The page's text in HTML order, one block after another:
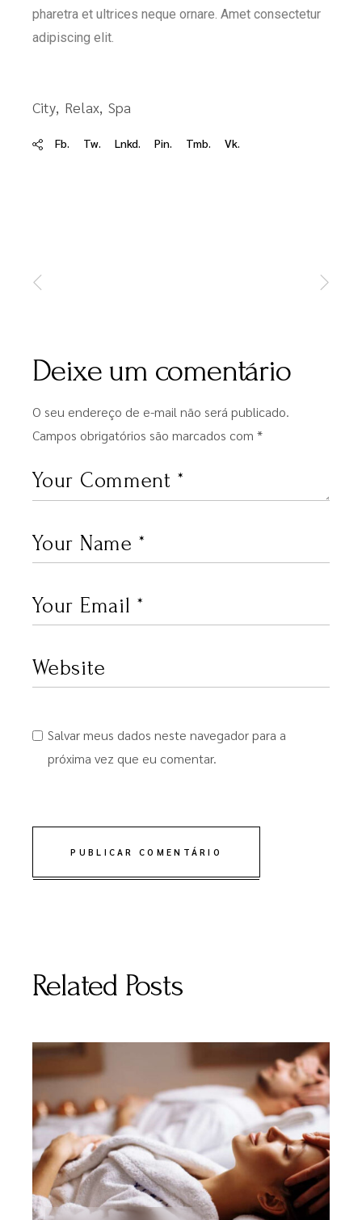
pharetra et ultrices neque ornare. Amet consectetur
adipiscing elit.
City Relax Spa
Fb. Tw. Lnkd. Pin. Tmb. Vk.
Deixe um comentário
O seu endereço de e-mail não será publicado.
Campos obrigatórios são marcados com*
Salvar meus dados neste navegador para a
próxima vez que eu comentar.
PUBLICAR COMENTÁRIO
Related Posts